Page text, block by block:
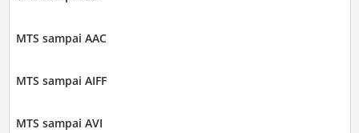
MTS sampai AAC
MTS sampai AIFF
MTS sampai AVI